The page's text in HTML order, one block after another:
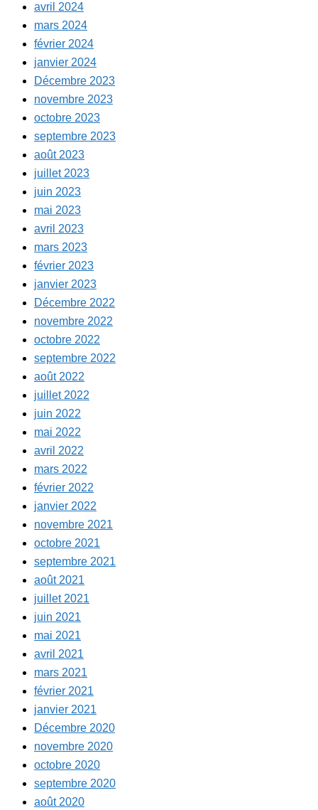
avril 2024
mars 2024
février 2024
janvier 2024
Décembre 2023
novembre 2023
octobre 2023
septembre 2023
août 2023
juillet 2023
juin 2023
mai 2023
avril 2023
mars 2023
février 2023
janvier 2023
Décembre 2022
novembre 2022
octobre 2022
septembre 2022
août 2022
juillet 2022
juin 2022
mai 2022
avril 2022
mars 2022
février 2022
janvier 2022
novembre 2021
octobre 2021
septembre 2021
août 2021
juillet 2021
juin 2021
mai 2021
avril 2021
mars 2021
février 2021
janvier 2021
Décembre 2020
novembre 2020
octobre 2020
septembre 2020
août 2020